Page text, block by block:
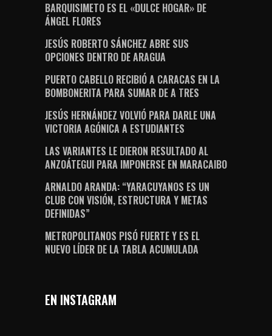
BARQUISIMETO ES EL «DULCE HOGAR» DE
ÁNGEL FLORES
JESÚS ROBERTO SÁNCHEZ ABRE SUS
OPCIONES DENTRO DE ARAGUA
PUERTO CABELLO RECIBIÓ A CARACAS EN LA
BOMBONERITA PARA SUMAR DE A TRES
JESÚS HERNÁNDEZ VOLVIÓ PARA DARLE UNA
VICTORIA AGÓNICA A ESTUDIANTES
LAS VARIANTES LE DIERON RESULTADO AL
ANZOÁTEGUI PARA IMPONERSE EN MARACAIBO
ARNALDO ARANDA: “YARACUYANOS ES UN
CLUB CON VISIÓN, ESTRUCTURA Y METAS
DEFINIDAS”
METROPOLITANOS PISÓ FUERTE Y ES EL
NUEVO LÍDER DE LA TABLA ACUMULADA
EN INSTAGRAM